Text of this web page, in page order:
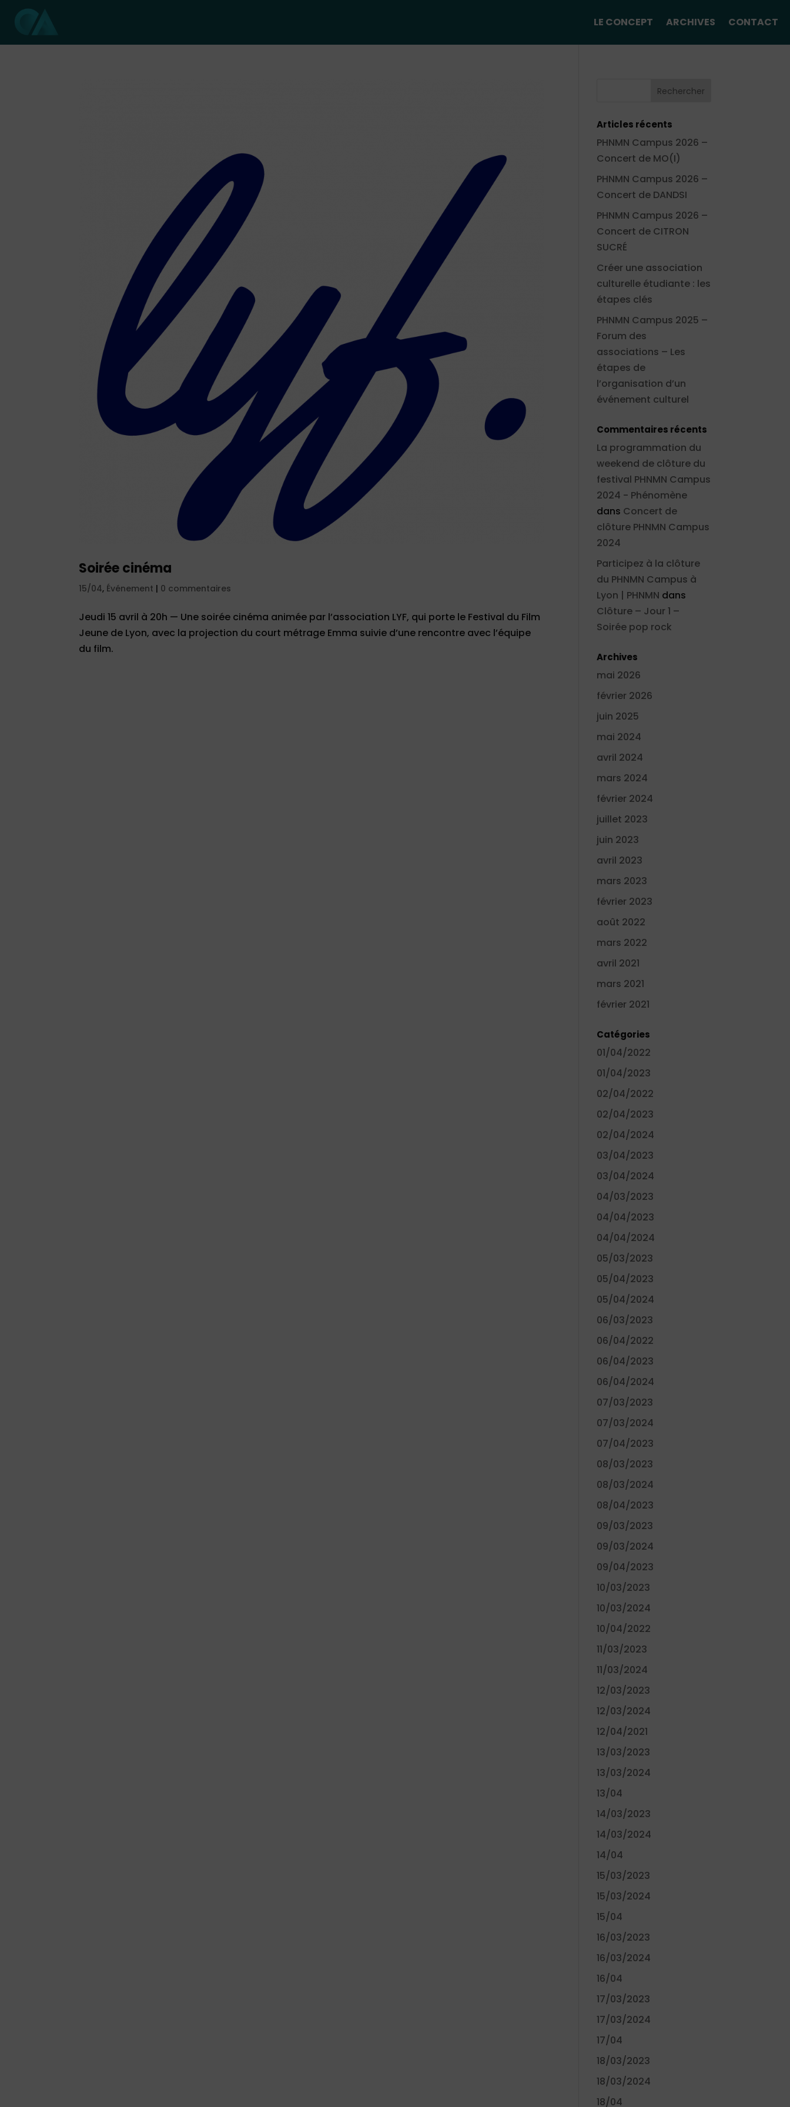
LE CONCEPT ARCHIVES CONTACT
Soirée cinéma
15/04, Événement | 0 commentaires
Jeudi 15 avril à 20h — Une soirée cinéma animée par l’association LYF, qui porte le Festival du Film
Jeune de Lyon, avec la projection du court métrage Emma suivie d’une rencontre avec l’équipe
du film.
Articles récents
PHNMN Campus 2026 –
Concert de MO(I)
PHNMN Campus 2026 –
Concert de DANDSI
PHNMN Campus 2026 –
Concert de CITRON
SUCRÉ
Créer une association
culturelle étudiante : les
étapes clés
PHNMN Campus 2025 –
Forum des
associations – Les
étapes de
l’organisation d’un
événement culturel
Commentaires récents
La programmation du
weekend de clôture du
festival PHNMN Campus
2024 - Phénomène
dans Concert de
clôture PHNMN Campus
2024
Participez à la clôture
du PHNMN Campus à
Lyon | PHNMN dans
Clôture – Jour 1 –
Soirée pop rock
Archives
mai 2026
février 2026
juin 2025
mai 2024
avril 2024
mars 2024
février 2024
juillet 2023
juin 2023
avril 2023
mars 2023
février 2023
août 2022
mars 2022
avril 2021
mars 2021
février 2021
Catégories
01/04/2022
01/04/2023
02/04/2022
02/04/2023
02/04/2024
03/04/2023
03/04/2024
04/03/2023
04/04/2023
04/04/2024
05/03/2023
05/04/2023
05/04/2024
06/03/2023
06/04/2022
06/04/2023
06/04/2024
07/03/2023
07/03/2024
07/04/2023
08/03/2023
08/03/2024
08/04/2023
09/03/2023
09/03/2024
09/04/2023
10/03/2023
10/03/2024
10/04/2022
11/03/2023
11/03/2024
12/03/2023
12/03/2024
12/04/2021
13/03/2023
13/03/2024
13/04
14/03/2023
14/03/2024
14/04
15/03/2023
15/03/2024
15/04
16/03/2023
16/03/2024
16/04
17/03/2023
17/03/2024
17/04
18/03/2023
18/03/2024
18/04